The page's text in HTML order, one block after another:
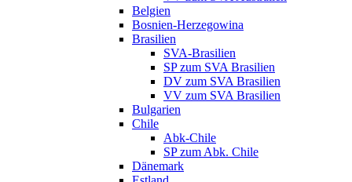
Belgien
Bosnien-Herzegowina
Brasilien
SVA-Brasilien
SP zum SVA Brasilien
DV zum SVA Brasilien
VV zum SVA Brasilien
Bulgarien
Chile
Abk-Chile
SP zum Abk. Chile
Dänemark